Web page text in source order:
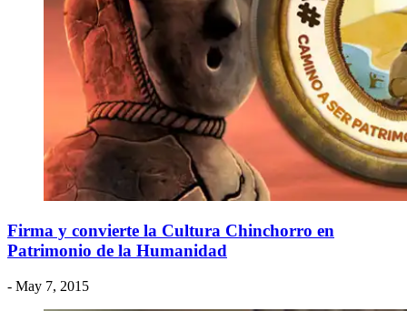
Firma y convierte la Cultura Chinchorro en
Patrimonio de la Humanidad
- May 7, 2015